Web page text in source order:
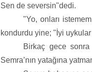
Sen de seversin"dedi.
"Yo, onları
kondurdu yine; "İyi
Birkaç gece
Semra’nın yatağına